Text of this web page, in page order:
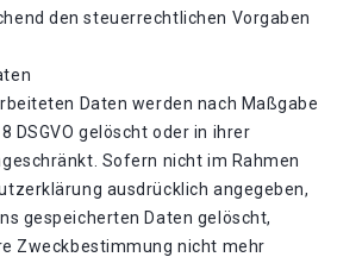
den steuerrechtlichen Vorgaben
Daten werden nach Maßgabe
DSGVO gelöscht oder in ihrer
Sofern nicht im Rahmen
ausdrücklich angegeben,
gespeicherten Daten gelöscht,
Zweckbestimmung nicht mehr